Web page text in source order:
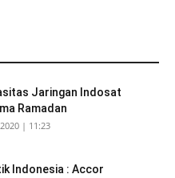
Jaringan Indosat
Ramadan
| 11:23
Indonesia : Accor